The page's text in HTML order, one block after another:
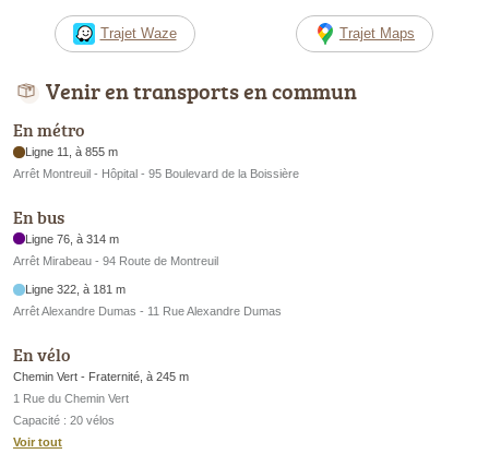
Trajet Waze Trajet Maps
Venir en transports en commun
En métro
Ligne 11, à 855 m
Arrêt Montreuil - Hôpital - 95 Boulevard de la Boissière
En bus
Ligne 76, à 314 m
Arrêt Mirabeau - 94 Route de Montreuil
Ligne 322, à 181 m
Arrêt Alexandre Dumas - 11 Rue Alexandre Dumas
En vélo
Chemin Vert - Fraternité, à 245 m
1 Rue du Chemin Vert
Capacité : 20 vélos
Voir tout